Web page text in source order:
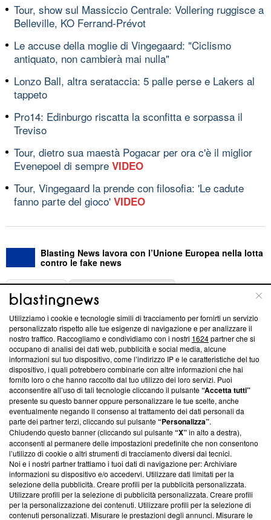
Tour, show sul Massiccio Centrale: Vollering ruggisce a
Belleville, KO Ferrand-Prévot
Le accuse della moglie di Vingegaard: "Ciclismo
antiquato, non cambierà mai nulla"
Lonzo Ball, altra serataccia: 5 palle perse e Lakers al
tappeto
Pro14: Edinburgo riscatta la sconfitta e sorpassa il
Treviso
Tour, dietro sua maestà Pogacar per ora c'è il miglior
Evenepoel di sempre VIDEO
Tour, Vingegaard la prende con filosofia: 'Le cadute
fanno parte del gioco' VIDEO
Blasting News lavora con l’Unione Europea nella lotta
contro le fake news
ABOUT
Questa sezione offre informazioni trasparenti su Blasting
News, sui nostri processi editoriali e su come ci impegniamo a
creare news di qualità. Inoltre, afferma la nostra aderenza a
‘Trust Project - News with Integrity’Blasting News non è
ancora membro del programma, ma ha richiesto di farne
parte; Trust Project non ha ancora effettuato una verifica di
conformità agli standard.
Su di noi
Team editoriale
Corporate
Redazione
Informativa Privacy
Utilizziamo i cookie e tecnologie simili di tracciamento per fornirti un servizio
personalizzato rispetto alle tue esigenze di navigazione e per analizzare il
nostro traffico. Raccogliamo e condividiamo con i nostri 1624partner che si
occupano di analisi dei dati web, pubblicità e social media, alcune
informazioni sul tuo dispositivo, come l’indirizzo IP e le caratteristiche del tuo
dispositivo, i quali potrebbero combinarle con altre informazioni che hai
fornito loro o che hanno raccolto dal tuo utilizzo dei loro servizi. Puoi
acconsentire all’uso di tali tecnologie cliccando il pulsante“Accetta tutti”
presente su questo banner oppure personalizzare le tue scelte, anche
eventualmente negando il consenso al trattamento dei dati personali da
parte dei partner terzi, cliccando sul pulsante“Personalizza”.
Chiudendo questo banner (cliccando sul pulsante“X”in alto a destra),
acconsenti al permanere delle impostazioni predefinite che non consentono
l’utilizzo di cookie o altri strumenti di tracciamento diversi dai tecnici.
Noi e i nostri partner trattiamo i tuoi dati di navigazione per: Archiviare
informazioni su dispositivo e/o accedervi. Utilizzare dati limitati per la
selezione della pubblicità. Creare profili per la pubblicità personalizzata.
Utilizzare profili per la selezione di pubblicità personalizzata. Creare profili
per la personalizzazione dei contenuti. Utilizzare profili per la selezione di
contenuti personalizzati. Misurare le prestazioni degli annunci. Misurare le